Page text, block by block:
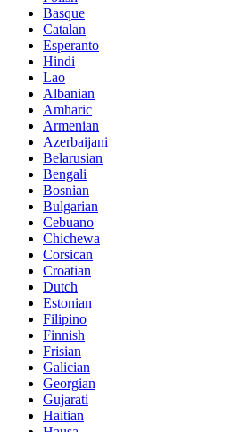
Basque
Catalan
Esperanto
Hindi
Lao
Albanian
Amharic
Armenian
Azerbaijani
Belarusian
Bengali
Bosnian
Bulgarian
Cebuano
Chichewa
Corsican
Croatian
Dutch
Estonian
Filipino
Finnish
Frisian
Galician
Georgian
Gujarati
Haitian